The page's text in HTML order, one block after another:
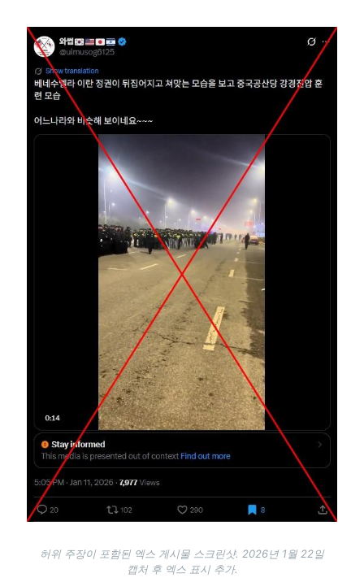
Image
허위 주장이 포함된 엑스 게시물 스크린샷. 2026년 1월 22일
캡처 후 엑스 표시 추가.